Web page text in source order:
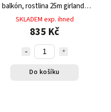
balkón, rostlina 25m girlanda
květina
SKLADEM exp. ihned
835 Kč
Do košíku